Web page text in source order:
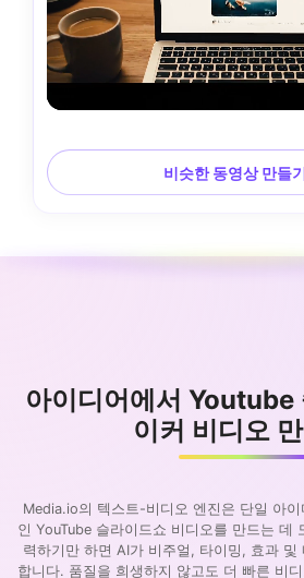
비슷한 동영상 만들
아이디어에서 Youtube
이커 비디오 만
Media.io의 텍스트-비디오 엔진은 단일 아
인 YouTube 슬라이드쇼 비디오를 만드는 데
력하기만 하면 AI가 비주얼, 타이밍, 효과 및
합니다. 품질을 희생하지 않고도 더 빠른 비